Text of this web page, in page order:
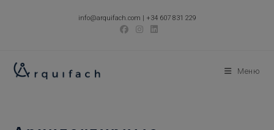
info@arquifach.com | +34 607 831 229
Меню